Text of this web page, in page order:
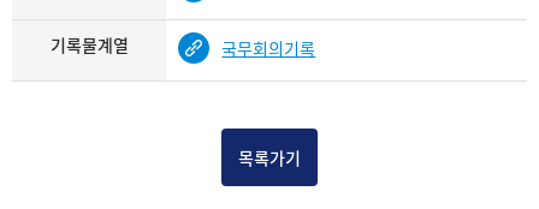
기록물계열 국무회의기록
목록가기